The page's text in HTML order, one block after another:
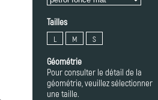
Tailles
L M S
Géométrie
Pour consulter le détail de la
géométrie, veuillez sélectionner
une taille.